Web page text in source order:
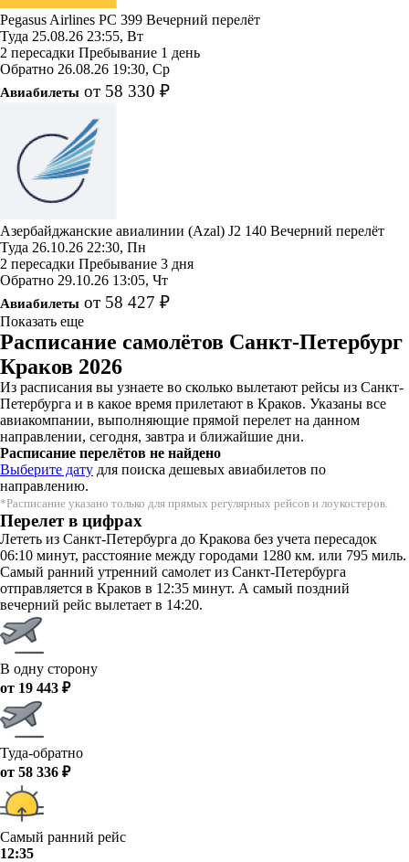
Pegasus Airlines PC 399 Вечерний перелёт
Туда 25.08.26 23:55, Вт
2 пересадки Пребывание 1 день
Обратно 26.08.26 19:30, Ср
Авиабилеты от 58 330 ₽
Азербайджанские авиалинии (Azal) J2 140 Вечерний перелёт
Туда 26.10.26 22:30, Пн
2 пересадки Пребывание 3 дня
Обратно 29.10.26 13:05, Чт
Авиабилеты от 58 427 ₽
Показать еще
Расписание самолётов Санкт-Петербург
Краков 2026
Из расписания вы узнаете во сколько вылетают рейсы из Санкт-
Петербурга и в какое время прилетают в Краков. Указаны все
авиакомпании, выполняющие прямой перелет на данном
направлении, сегодня, завтра и ближайшие дни.
Расписание перелётов не найдено
Выберите дату для поиска дешевых авиабилетов по
направлению.
*Расписание указано только для прямых регулярных рейсов и лоукостеров.
Перелет в цифрах
Лететь из Санкт-Петербурга до Кракова без учета пересадок
06:10 минут, расстояние между городами 1280 км. или 795 миль.
Самый ранний утренний самолет из Санкт-Петербурга
отправляется в Краков в 12:35 минут. А самый поздний
вечерний рейс вылетает в 14:20.
В одну сторону
от 19 443 ₽
Туда-обратно
от 58 336 ₽
Самый ранний рейс
12:35